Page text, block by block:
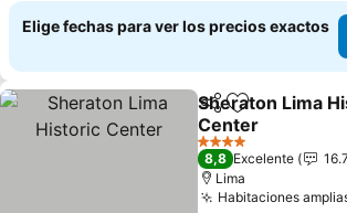
Elige fechas para ver los precios exactos
CompartirAgregar a
Sheraton Lima
Center
Ver precios
4 Estrellas
8,8 Excelente
Lima
Habitaciones